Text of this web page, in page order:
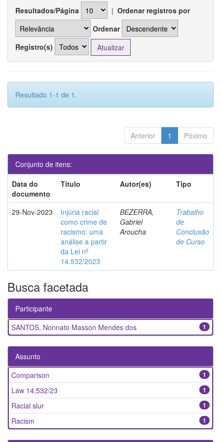
Resultados/Página | Ordenar registros por
Ordenar
Registro(s)
Resultado 1-1 de 1.
Anterior 1 Póximo
Conjunto de itens:
Data do
documento
Título Autor(es) Tipo
29-Nov-2023
Injúria racial
como crime de
racismo: uma
análise a partir
da Lei nº
14.532/2023
BEZERRA,
Gabriel
Aroucha
Trabalho
de
Conclusão
de Curso
Busca facetada
Participante
1
SANTOS, Nonnato Masson Mendes dos
Assunto
1
Comparison
1
Law 14,532/23
1
Racial slur
1
Racism